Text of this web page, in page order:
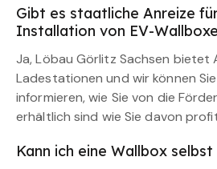
Gibt es staatliche Anreize
Installation von EV-
Ja, Löbau Görlitz Sachsen bietet
Ladestationen und wir können
informieren, wie Sie von die
erhältlich sind wie Sie davon
Kann ich eine Wallbox